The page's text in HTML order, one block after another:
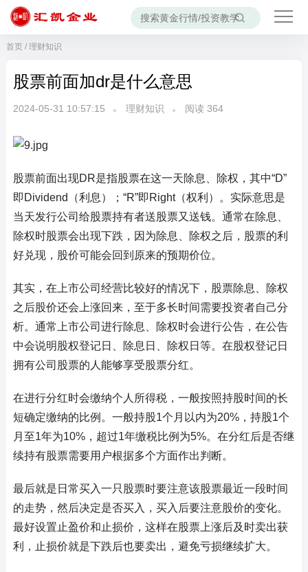
首页/ 理财知识
股票前面加dr是什么意思
2024-05-31 10:57:15 理财知识 阅读 364
股票前面出现DR是指股票在这一天除息、除权，其中“D”
即Dividend（利息）；“R”即Right（权利）。实际意思是
当天发行公司给股票持有者送股票又送钱。通常在除息、
除权时股票会出现下跌，因为除息、除权之后，股票的利
好兑现，股价可能会回到原来的预期价位。
其实，在上市公司经营比较好的情况下，股票除息、除权
之后股价还会上涨回来，至于多长时间需要投资者自己分
析。通常上市公司进行除息、除权时会进行公告，在公告
中会说明股权登记日、除息日、除权日等。在股权登记日
拥有公司股票的人能够享受股票分红。
在进行分红时会缴纳个人所得税，一般按照持股时间的长
短确定缴纳的比例。一般持股1个月以内为20%，持股1个
月至1年为10%，超过1年缴税比例为5%。在分红后是否继
续持有股票需要用户根据多个方面作出判断。
最后就是日常买入一只股票时要注意该股票最近一段时间
的走势，然后决定是否买入，买入后要注意股价的变化。
最好设置止盈价和止损价，这样在股票上涨后及时卖出获
利，止损价就是下跌后也要卖出，避免亏损继续扩大。